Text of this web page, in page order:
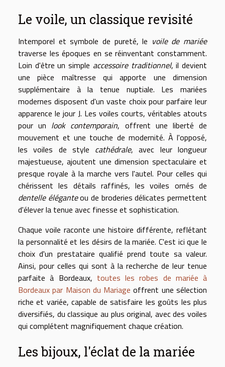
Le voile, un classique revisité
Intemporel et symbole de pureté, le voile de mariée
traverse les époques en se réinventant constamment.
Loin d'être un simple accessoire traditionnel, il devient
une pièce maîtresse qui apporte une dimension
supplémentaire à la tenue nuptiale. Les mariées
modernes disposent d'un vaste choix pour parfaire leur
apparence le jour J. Les voiles courts, véritables atouts
pour un look contemporain, offrent une liberté de
mouvement et une touche de modernité. À l'opposé,
les voiles de style cathédrale, avec leur longueur
majestueuse, ajoutent une dimension spectaculaire et
presque royale à la marche vers l'autel. Pour celles qui
chérissent les détails raffinés, les voiles ornés de
dentelle éléganteou de broderies délicates permettent
d'élever la tenue avec finesse et sophistication.
Chaque voile raconte une histoire différente, reflétant
la personnalité et les désirs de la mariée. C'est ici que le
choix d'un prestataire qualifié prend toute sa valeur.
Ainsi, pour celles qui sont à la recherche de leur tenue
parfaite à Bordeaux, toutes les robes de mariée à
Bordeaux par Maison du Mariage offrent une sélection
riche et variée, capable de satisfaire les goûts les plus
diversifiés, du classique au plus original, avec des voiles
qui complétent magnifiquement chaque création.
Les bijoux, l'éclat de la mariée